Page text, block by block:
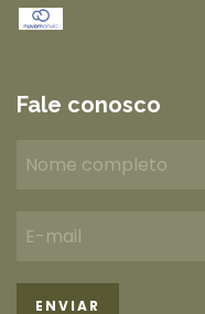
Fale conosco